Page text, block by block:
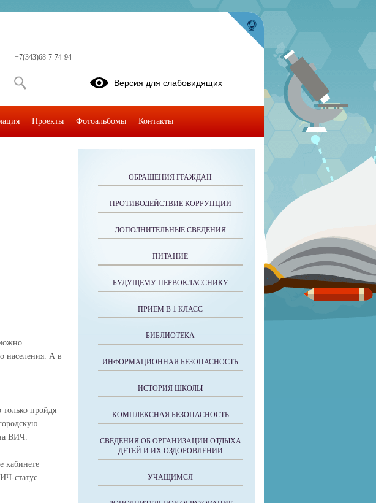
населения. А в
пройдя
ВИЧ.
кабинете
статус.
ОБРАЩЕНИЯ ГРАЖДАН
ПРОТИВОДЕЙСТВИЕ КОРРУПЦИИ
ДОПОЛНИТЕЛЬНЫЕ СВЕДЕНИЯ
ПИТАНИЕ
БУДУЩЕМУ ПЕРВОКЛАССНИКУ
ПРИЕМ В 1 КЛАСС
БИБЛИОТЕКА
ИНФОРМАЦИОННАЯ БЕЗОПАСНОСТЬ
ИСТОРИЯ ШКОЛЫ
КОМПЛЕКСНАЯ БЕЗОПАСНОСТЬ
СВЕДЕНИЯ ОБ ОРГАНИЗАЦИИ ОТДЫХА
ДЕТЕЙ И ИХ ОЗДОРОВЛЕНИИ
УЧАЩИМСЯ
+7(343)68-7-74-94
Версия для слабовидящих
Проекты Фотоальбомы Контакты